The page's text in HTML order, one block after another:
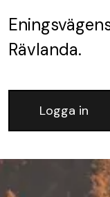
Rävlanda.
Logga in